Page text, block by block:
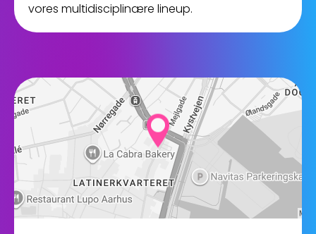
vores multidisciplinære lineup.